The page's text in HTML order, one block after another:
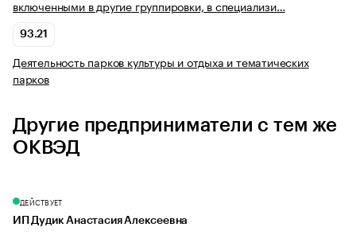
включенными в другие группировки, в специализи…
93.21
Деятельность парков культуры и отдыха и тематических
парков
Другие предприниматели с тем же
ОКВЭД
ДЕЙСТВУЕТ
ИП Дудик Анастасия Алексеевна